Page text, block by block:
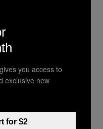
7, 2026
you access to
exclusive new
for $2